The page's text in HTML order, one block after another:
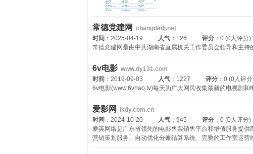
常德党建网
changdedj.net
时间 ：2025-04-19 人气 ：126 评分 ：0 (0人评分)
常德党建网是由中共湖南省直属机关工作委员会领导和主
6v电影 www.dy131.com
时间 ：2019-09-03 人气 ：1227 评分 ：0 (0人评
6v电影(www.6vhao.tv)每天为广大网民收集最新的电视剧
爱影网
ikdy.com.cn
时间 ：2024-10-20 人气 ：945 评分 ：0 (0人评分)
爱英网络是广东省领先的电影售票销售平台和增值服务提
营销策划服务、自动优化分账结算系统、完整的工作室运营